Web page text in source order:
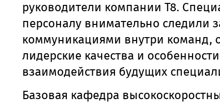
руководители компании Т8.
персоналу внимательно следили
коммуникациями внутри команд,
лидерские качества и особенности
взаимодействия будущих
Базовая кафедра